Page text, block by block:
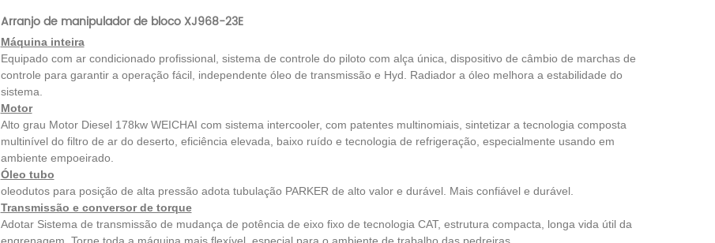
Arranjo de manipulador de bloco XJ968-23E
Máquina inteira
Equipado com ar condicionado profissional, sistema de controle do piloto com alça única, dispositivo de câmbio de marchas de
controle para garantir a operação fácil, independente óleo de transmissão e Hyd. Radiador a óleo melhora a estabilidade do
sistema.
Motor
Alto grau Motor Diesel 178kw WEICHAI com sistema intercooler, com patentes multinomiais, sintetizar a tecnologia composta
multinível do filtro de ar do deserto, eficiência elevada, baixo ruído e tecnologia de refrigeração, especialmente usando em
ambiente empoeirado.
Óleo tubo
oleodutos para posição de alta pressão adota tubulação PARKER de alto valor e durável. Mais confiável e durável.
Transmissão e conversor de torque
Adotar Sistema de transmissão de mudança de potência de eixo fixo de tecnologia CAT, estrutura compacta, longa vida útil da